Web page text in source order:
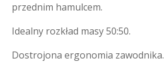
przednim hamulcem.
Idealny rozkład masy 50:50.
Dostrojona ergonomia zawodnika.